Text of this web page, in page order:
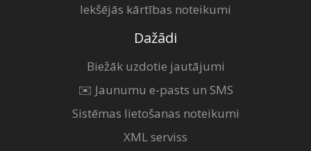
Iekšējās kārtības noteikumi
Dažādi
Biežāk uzdotie jautājumi
✉️ Jaunumu e-pasts un SMS
Sistēmas lietošanas noteikumi
XML serviss